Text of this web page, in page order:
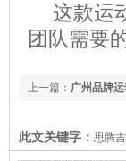
这款运
团队需要
上一篇： 广州品牌
此文关键字： 思腾